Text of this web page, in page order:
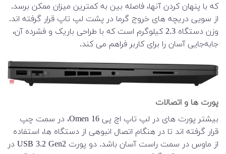
که با پنهان کردن آنها، فاصله بین به کمترین میزان ممکن برسد.
از سویی دریچه های خروج گرما در پشت لپ تاپ قرار گرفته اند.
وزن دستگاه 2.3 کیلوگرم است که با طراحی باریک و فشرده آن،
جابه‌جایی آسان را برای کاربر فراهم می کند.
پورت ها و اتصالات
بیشتر پورت های در لپ تاپ اچ پی Omen 16، در سمت چپ
قرار گرفته اند تا در هنگام اتصال انبوهی از دستگاه ها، استفاده
از ماوس در سمت راست آسان باشد. دو پورت USB 3.2 Gen2 در